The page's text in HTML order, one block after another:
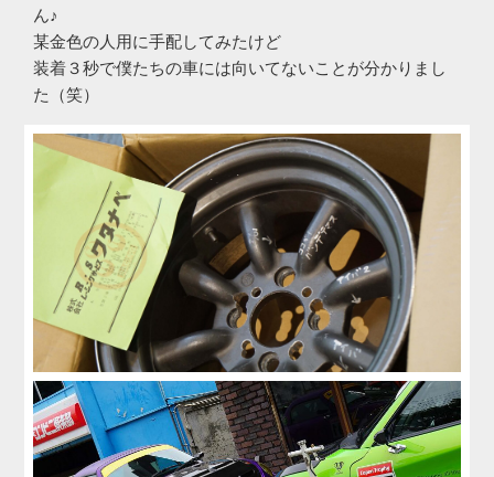
ん♪
某金色の人用に手配してみたけど
装着３秒で僕たちの車には向いてないことが分かりまし
た（笑）